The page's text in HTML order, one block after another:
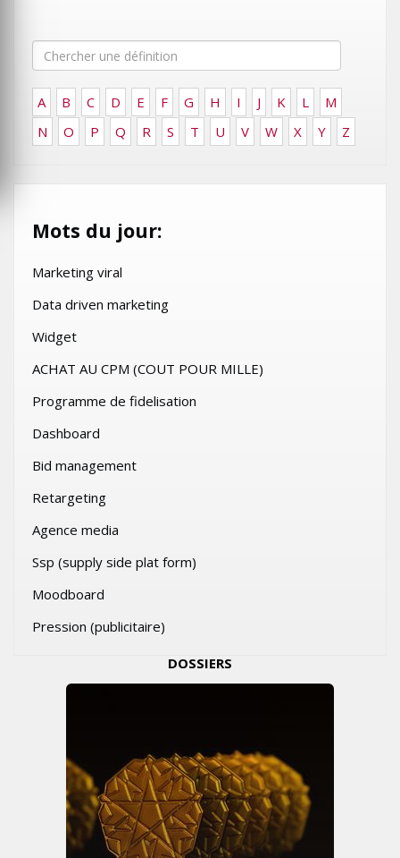
A B C D E F G H I J K L
M
N
O P Q R S T U V W X Y Z
Mots du jour:
Marketing viral
Data driven marketing
Widget
ACHAT AU CPM (COUT POUR MILLE)
Programme de fidelisation
Dashboard
Bid management
Retargeting
Agence media
Ssp (supply side plat form)
Moodboard
Pression (publicitaire)
DOSSIERS